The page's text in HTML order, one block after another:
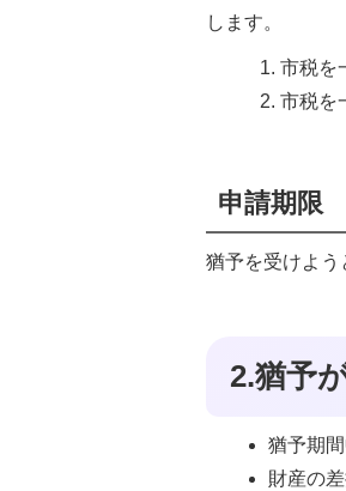
します。
市税を
市税を
申請期限
猶予を受けよう
2.猶予
猶予期
財産の